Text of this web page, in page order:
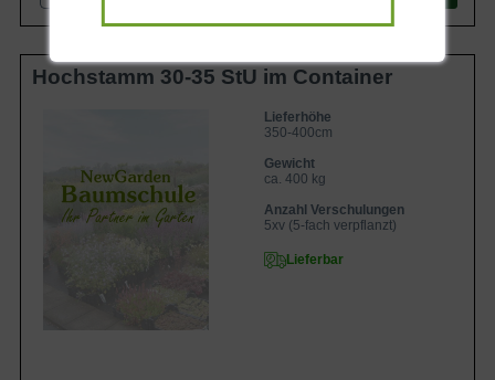
Hochstamm 30-35 StU im Container
Lieferhöhe
350-400cm
Gewicht
ca. 400 kg
Anzahl Verschulungen
5xv (5-fach verpflanzt)
Lieferbar